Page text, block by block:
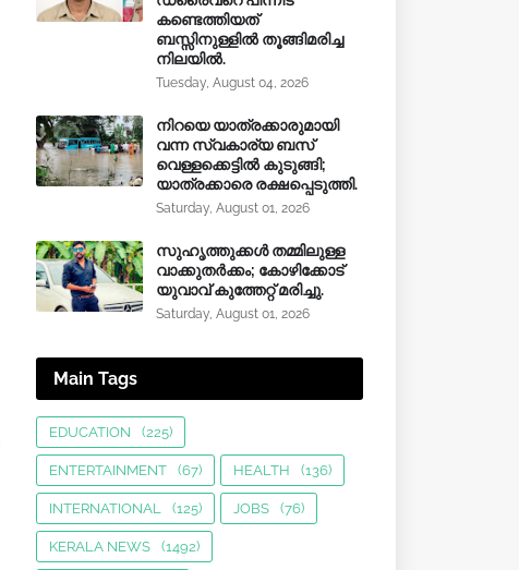
കണ്ടെത്തിയത്
ബസ്സിനുള്ളില്‍ തൂങ്ങിമരിച്ച
നിലയിൽ.
Tuesday, August 04, 2026
നിറയെ യാത്രക്കാരുമായി
വന്ന സ്വകാര്യ ബസ്
വെള്ളക്കെട്ടിൽ കുടുങ്ങി;
യാത്രക്കാരെ രക്ഷപ്പെടുത്തി.
Saturday, August 01, 2026
സുഹൃത്തുക്കൾ തമ്മിലുള്ള
വാക്കുതർക്കം; കോഴിക്കോട്
യുവാവ് കുത്തേറ്റ് മരിച്ചു.
Saturday, August 01, 2026
Main Tags
EDUCATION (225)
ENTERTAINMENT (67) HEALTH (136)
INTERNATIONAL (125) JOBS (76)
KERALA NEWS (1492)